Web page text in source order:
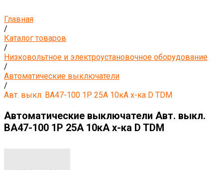
Главная
/
Каталог товаров
/
Низковольтное и электроустановочное оборудование
/
Автоматические выключатели
/
Авт. выкл. ВА47-100 1Р 25А 10кА х-ка D TDM
Автоматические выключатели Авт. выкл.
ВА47-100 1Р 25А 10кА х-ка D TDM